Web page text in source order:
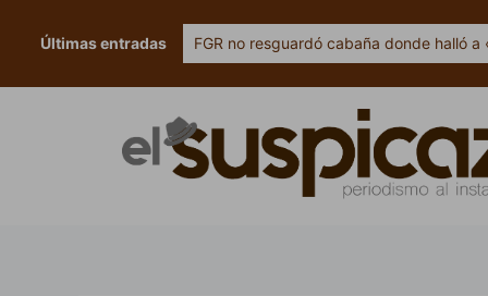
Últimas entradas FGR no resguardó cabaña donde halló